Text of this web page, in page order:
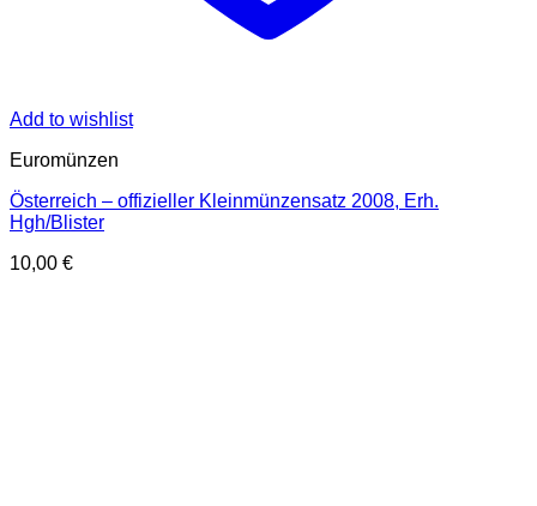
Add to wishlist
Euromünzen
Österreich – offizieller Kleinmünzensatz 2008, Erh.
Hgh/Blister
10,00 €